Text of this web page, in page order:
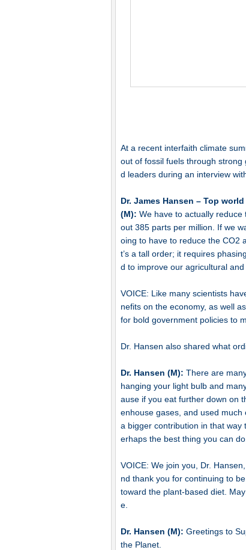
At a recent interfaith climate
out of fossil fuels through
d leaders during an interview
Dr. James Hansen – Top
(M): We have to actually reduce
out 385 parts per million. If we
oing to have to reduce the CO2
t’s a tall order; it requires
d to improve our agricultural and
VOICE: Like many scientists
nefits on the economy, as well
for bold government policies to
Dr. Hansen also shared what
Dr. Hansen (M): There are
hanging your light bulb and
ause if you eat further down on
enhouse gases, and used
a bigger contribution in that way
erhaps the best thing you can do.
VOICE: We join you, Dr.
nd thank you for continuing to
toward the plant-based diet.
e.
Dr. Hansen (M): Greetings to
the Planet.